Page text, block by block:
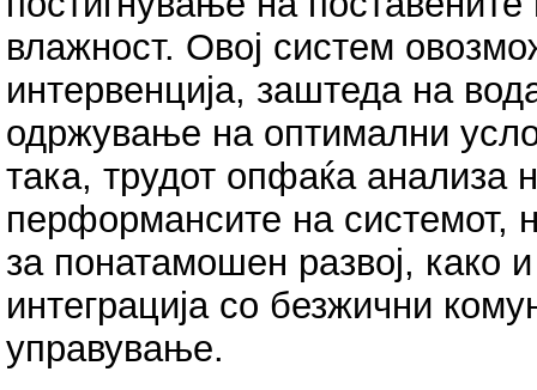
влажност. Овој систем
интервенција, заштеда на
одржување на оптимални
така, трудот опфаќа анализа
перформансите на системот,
за понатамошен развој, како и
интеграција со безжични
управување.